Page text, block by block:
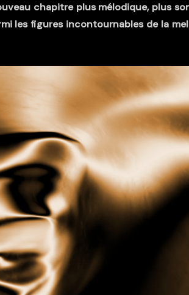
chapitre plus mélodique, plus
les figures incontournables de la